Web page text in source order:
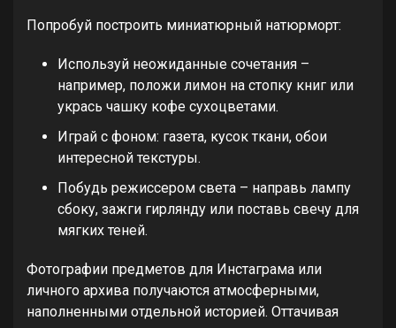
Попробуй построить миниатюрный натюрморт:
Используй неожиданные сочетания –
например, положи лимон на стопку книг или
укрась чашку кофе сухоцветами.
Играй с фоном: газета, кусок ткани, обои
интересной текстуры.
Побудь режиссером света – направь лампу
сбоку, зажги гирлянду или поставь свечу для
мягких теней.
Фотографии предметов для Инстаграма или
личного архива получаются атмосферными,
наполненными отдельной историей. Оттачивая